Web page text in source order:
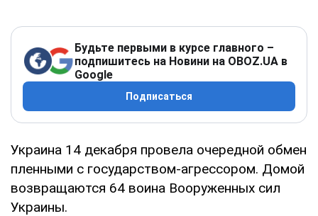
Будьте первыми в курсе главного –
подпишитесь на Новини на OBOZ.UA в
Google
Подписаться
Украина 14 декабря провела очередной обмен
пленными с государством-агрессором. Домой
возвращаются 64 воина Вооруженных сил
Украины.